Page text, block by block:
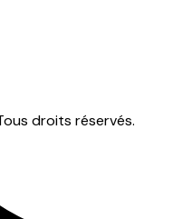
droits réservés.